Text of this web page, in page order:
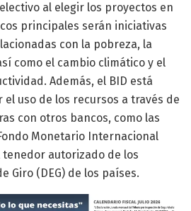
al elegir los proyectos en
principales serán iniciativas
con la pobreza, la
como el cambio climático y el
Además, el BID está
uso de los recursos a través de
con otros bancos, como las
Monetario Internacional
autorizado de los
Giro (DEG) de los países.